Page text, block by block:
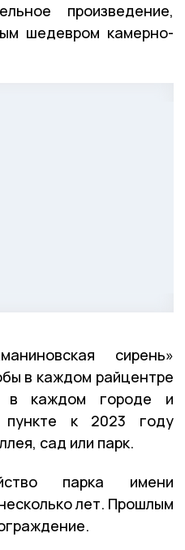
произведение,
шедевром камерно-
сирень»
в каждом райцентре
в каждом городе и
пункте к 2023 году
сад или парк.
парка имени
лет. Прошлым